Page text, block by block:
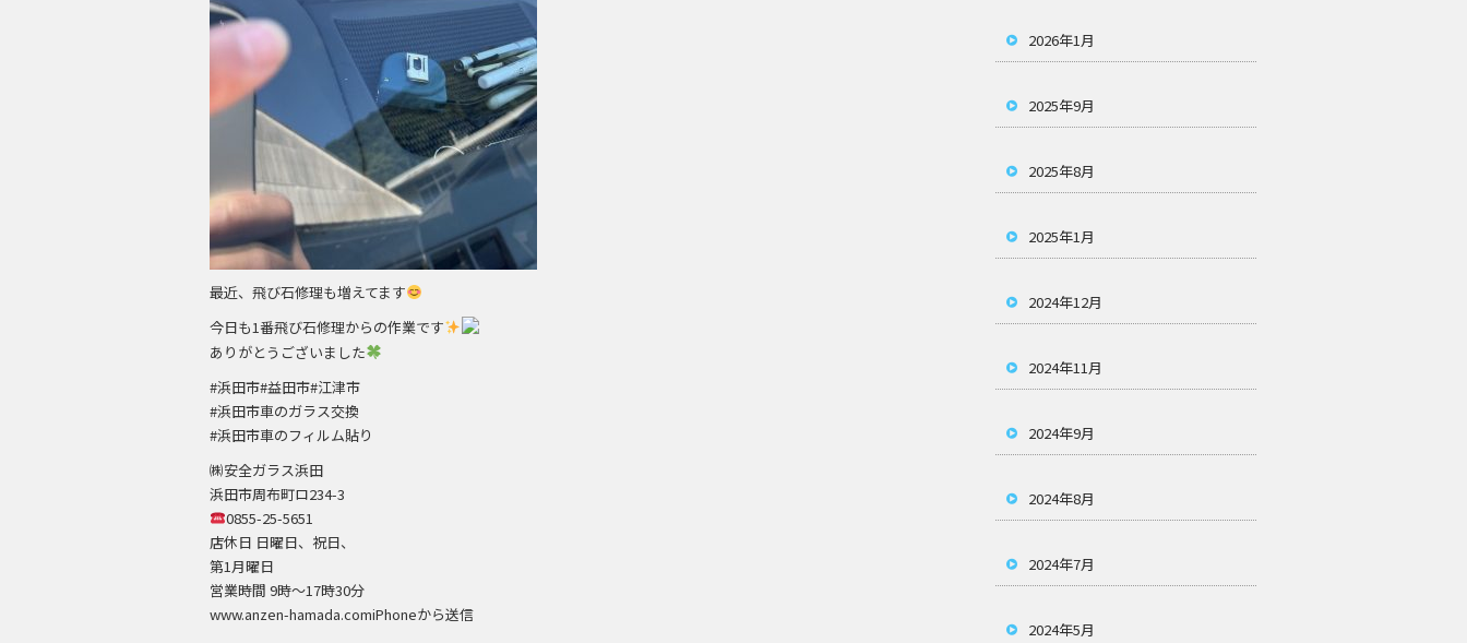
最近、飛び石修理も増えてます
今日も1番飛び石修理からの作業です
ありがとうございました
#浜田市#益田市#江津市
#浜田市車のガラス交換
#浜田市車のフィルム貼り
㈱安全ガラス浜田
浜田市周布町ロ234-3
0855-25-5651
店休日 日曜日、祝日、
第1月曜日
営業時間 9時～17時30分
www.anzen-hamada.comiPhoneから送信
2026年1月
2025年9月
2025年8月
2025年1月
2024年12月
2024年11月
2024年9月
2024年8月
2024年7月
2024年5月